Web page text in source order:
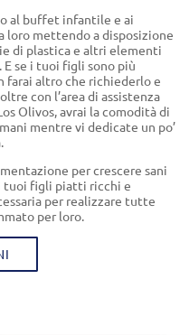
al buffet infantile e ai
loro mettendo a disposizione
di plastica e altri elementi
se i tuoi figli sono più
farai altro che richiederlo e
con l’area di assistenza
Olivos, avrai la comodità di
mentre vi dedicate un po’
per crescere sani
tuoi figli piatti ricchi e
per realizzare tutte
per loro.